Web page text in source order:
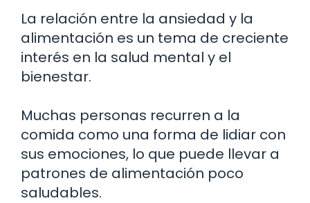
La relación entre la ansiedad y la
alimentación es un tema de creciente
interés en la salud mental y el
bienestar.
Muchas personas recurren a la
comida como una forma de lidiar con
sus emociones, lo que puede llevar a
patrones de alimentación poco
saludables.